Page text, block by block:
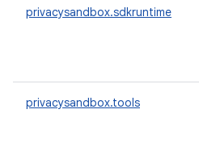
privacysandbox.sdkruntime
privacysandbox.tools